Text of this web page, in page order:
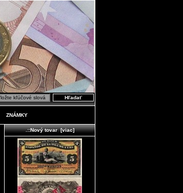
ZNÁMKY
.::Nový tovar [viac]